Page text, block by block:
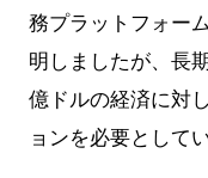
務プラットフォー
明しましたが、長
億ドルの経済に対
ョンを必要として